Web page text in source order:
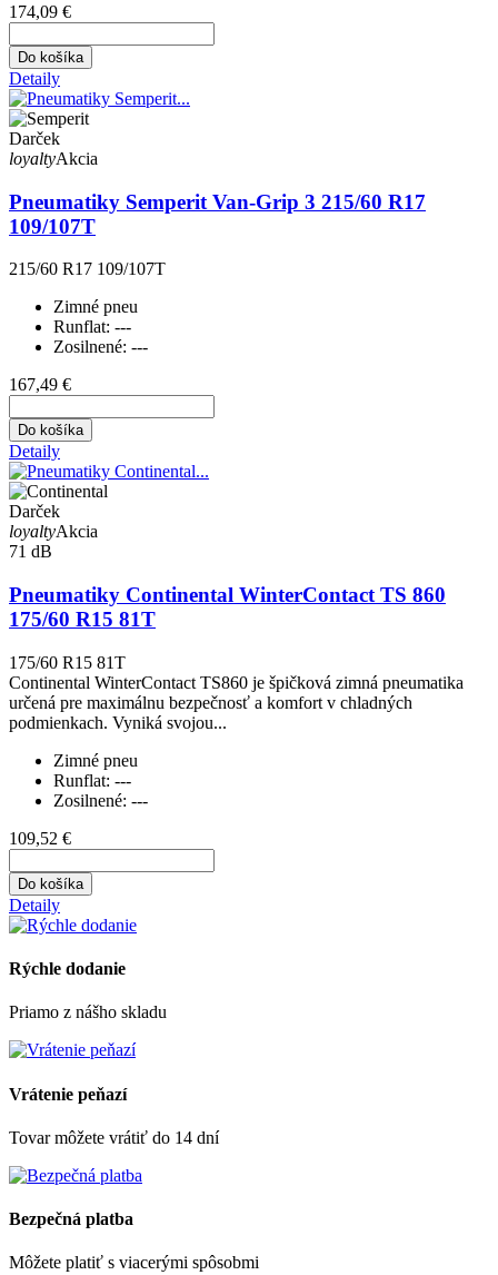
174,09 €
Do košíka
Detaily
Darček
loyaltyAkcia
Pneumatiky Semperit Van-Grip 3 215/60 R17
109/107T
215/60 R17 109/107T
Zimné pneu
Runflat: ---
Zosilnené: ---
167,49 €
Do košíka
Detaily
Darček
loyaltyAkcia
71 dB
Pneumatiky Continental WinterContact TS 860
175/60 R15 81T
175/60 R15 81T
Continental WinterContact TS860 je špičková zimná pneumatika
určená pre maximálnu bezpečnosť a komfort v chladných
podmienkach. Vyniká svojou...
Zimné pneu
Runflat: ---
Zosilnené: ---
109,52 €
Do košíka
Detaily
Rýchle dodanie
Priamo z nášho skladu
Vrátenie peňazí
Tovar môžete vrátiť do 14 dní
Bezpečná platba
Môžete platiť s viacerými spôsobmi